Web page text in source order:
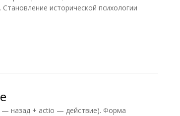
исторической психологии
+ actio — действие). Форма